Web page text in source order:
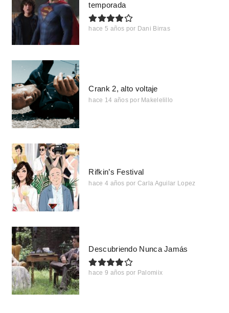
temporada
hace 5 años por Dani Birras
Crank 2, alto voltaje
hace 14 años por Makelelillo
Rifkin’s Festival
hace 4 años por Carla Aguilar Lopez
Descubriendo Nunca Jamás
hace 9 años por Palomiix